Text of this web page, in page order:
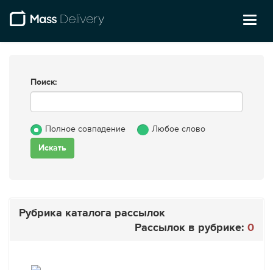
Поиск:
Полное совпадение Любое слово
Рубрика каталога рассылок
Рассылок в рубрике: 0